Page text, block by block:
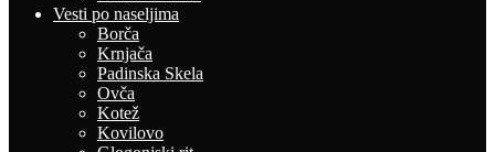
Vesti po naseljima
Borča
Krnjača
Padinska Skela
Ovča
Kotež
Kovilovo